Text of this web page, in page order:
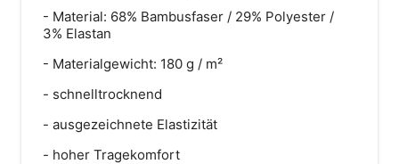
- Material: 68% Bambusfaser / 29% Polyester /
3% Elastan
- Materialgewicht: 180 g / m²
- schnelltrocknend
- ausgezeichnete Elastizität
- hoher Tragekomfort